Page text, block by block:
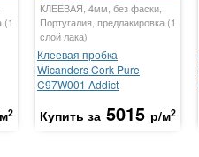
(1
2
КЛЕЕВАЯ, 4мм, без фаски,
Португалия, предлакировка (1
слой лака)
Клеевая пробка
Wicanders Cork Pure
C97W001 Addict
Купить за 5015 р/м2